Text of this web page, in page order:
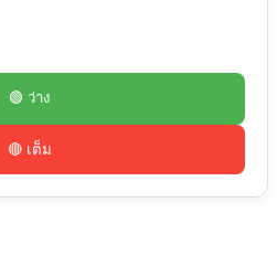
🟢 ว่าง
🔴 เต็ม